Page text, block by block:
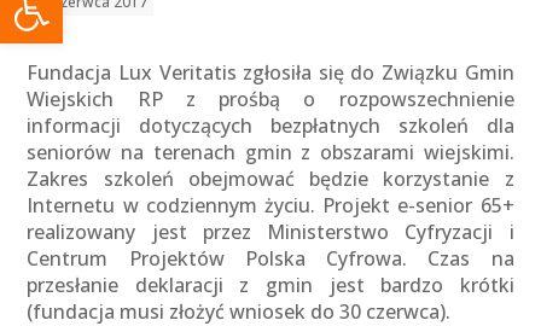
Fundacja Lux Veritatis zgłosiła się do Związku Gmin
Wiejskich RP z prośbą o rozpowszechnienie
informacji dotyczących bezpłatnych szkoleń dla
seniorów na terenach gmin z obszarami wiejskimi.
Zakres szkoleń obejmować będzie korzystanie z
Internetu w codziennym życiu. Projekt e-senior 65+
realizowany jest przez Ministerstwo Cyfryzacji i
Centrum Projektów Polska Cyfrowa. Czas na
przesłanie deklaracji z gmin jest bardzo krótki
(fundacja musi złożyć wniosek do 30 czerwca).